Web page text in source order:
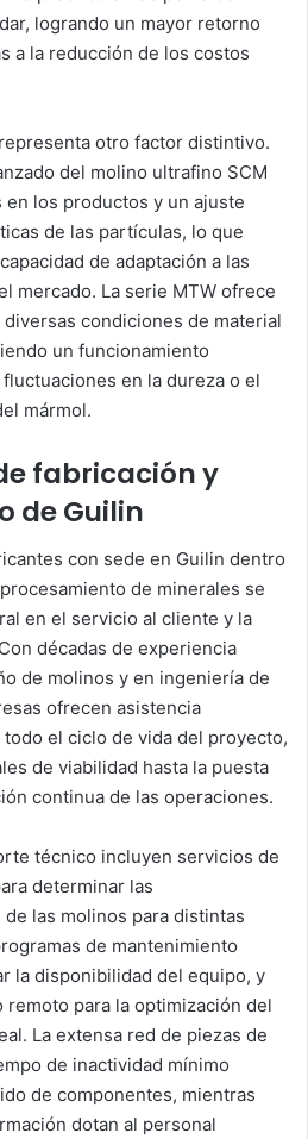
logrando un mayor retorno
a la reducción de los costos
otro factor distintivo.
del molino ultrafino SCM
los productos y un ajuste
de las partículas, lo que
de adaptación a las
mercado. La serie MTW ofrece
condiciones de material
un funcionamiento
en la dureza o el
mármol.
fabricación y
de Guilin
con sede en Guilin dentro
de minerales se
en el servicio al cliente y la
décadas de experiencia
de molinos y en ingeniería de
ofrecen asistencia
el ciclo de vida del proyecto,
de viabilidad hasta la puesta
continua de las operaciones.
técnico incluyen servicios de
determinar las
las molinos para distintas
de mantenimiento
la disponibilidad del equipo, y
para la optimización del
La extensa red de piezas de
de inactividad mínimo
de componentes, mientras
dotan al personal